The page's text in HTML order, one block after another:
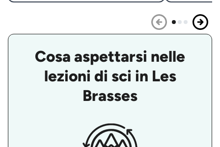
Cosa aspettarsi nelle
lezioni di sci in Les
Brasses